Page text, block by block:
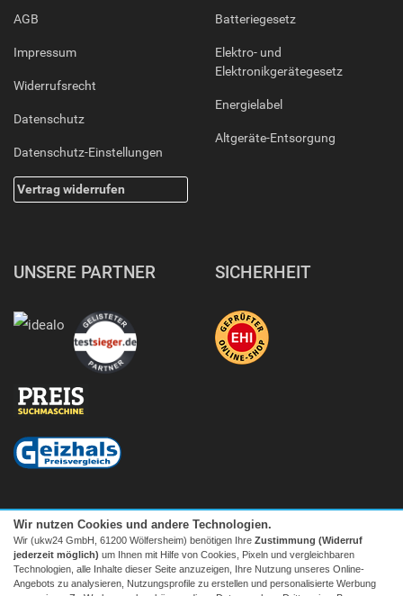
AGB
Impressum
Widerrufsrecht
Datenschutz
Datenschutz-Einstellungen
Vertrag widerrufen
Batteriegesetz
Elektro- und
Elektronikgerätegesetz
Energielabel
Altgeräte-Entsorgung
UNSERE PARTNER SICHERHEIT
Wir nutzen Cookies und andere Technologien.
Wir (ukw24 GmbH, 61200 Wölfersheim) benötigen Ihre Zustimmung (Widerruf
jederzeit möglich) um Ihnen mit Hilfe von Cookies, Pixeln und vergleichbaren
Technologien, alle Inhalte dieser Seite anzuzeigen, Ihre Nutzung unseres Online-
Angebots zu analysieren, Nutzungsprofile zu erstellen und personalisierte Werbung